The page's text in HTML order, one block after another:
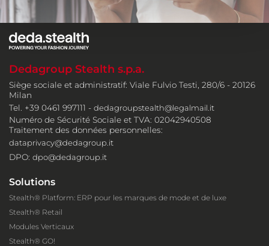
Dedagroup Stealth s.p.a.
Siège sociale et administratif: Viale Fulvio Testi, 280/6 - 20126
Milan
Tel. +39 0461 997111 - dedagroupstealth@legalmail.it
Numéro de Sécurité Sociale et TVA: 02042940508
Traitement des données personnelles:
dataprivacy@dedagroup.it
DPO: dpo@dedagroup.it
Solutions
Stealth® Platform: ERP pour les marques de mode et de luxe
Stealth® Retail
Modules Verticaux
Stealth® GO!